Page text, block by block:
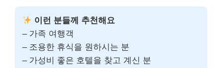
이런 분들께 추천해요
– 가족 여행객
– 조용한 휴식을 원하시는 분
– 가성비 좋은 호텔을 찾고 계신 분